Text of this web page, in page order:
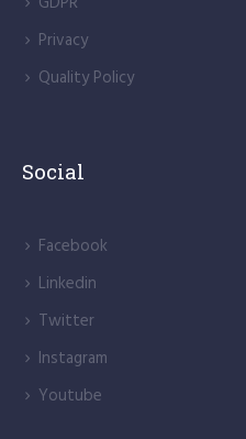
Privacy
Quality Policy
Social
Facebook
Linkedin
Twitter
Instagram
Youtube